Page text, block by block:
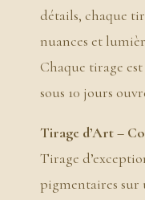
détails, chaque
nuances et
Chaque tirage
sous 10 jours
Tirage d’Art –
Tirage
pigmentaires sur